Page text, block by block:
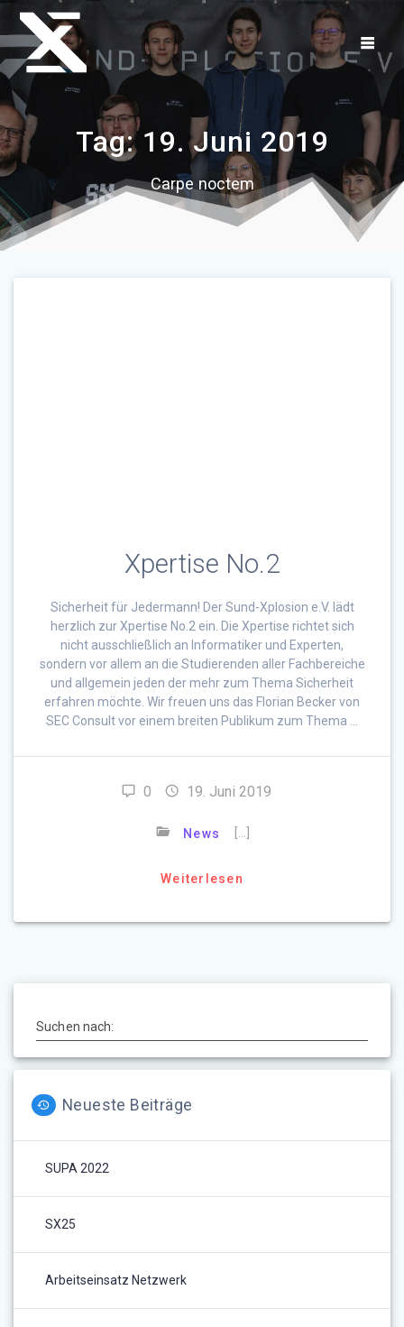
Zum
springen
Tag:19. Juni 2019
Carpe noctem
Xpertise No.2
Sicherheit für Jedermann! Der Sund-Xplosion e.V. lädt
herzlich zur Xpertise No.2 ein. Die Xpertise richtet sich
nicht ausschließlich an Informatiker und Experten,
sondern vor allem an die Studierenden aller Fachbereiche
und allgemein jeden der mehr zum Thema Sicherheit
erfahren möchte. Wir freuen uns das Florian Becker von
SEC Consult vor einem breiten Publikum zum Thema …
0 19. Juni 2019
News
Weiterlesen
Suchen nach:
Neueste Beiträge
SUPA 2022
SX25
Arbeitseinsatz Netzwerk